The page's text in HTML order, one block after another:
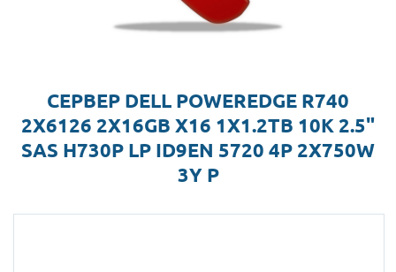
СЕРВЕР DELL POWEREDGE R740
2X6126 2X16GB X16 1X1.2TB 10K 2.5"
SAS H730P LP ID9EN 5720 4P 2X750W
3Y P